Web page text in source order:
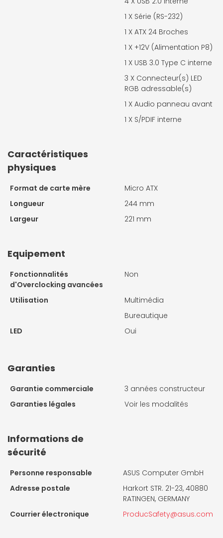
1 X Série (RS-232)
1 X ATX 24 Broches
1 X +12V (Alimentation P8)
1 X USB 3.0 Type C interne
3 X Connecteur(s) LED
RGB adressable(s)
1 X Audio panneau avant
1 X S/PDIF interne
Caractéristiques
physiques
Format de carte mère
Micro ATX
Longueur
244 mm
Largeur
221 mm
Equipement
Fonctionnalités
d'Overclocking avancées
Non
Utilisation
Multimédia
Bureautique
LED
Oui
Garanties
Garantie commerciale
3 années constructeur
Garanties légales
Voir les modalités
Informations de
sécurité
Personne responsable
ASUS Computer GmbH
Adresse postale
Harkort STR. 21-23, 40880
RATINGEN, GERMANY
Courrier électronique
ProducSafety@asus.com